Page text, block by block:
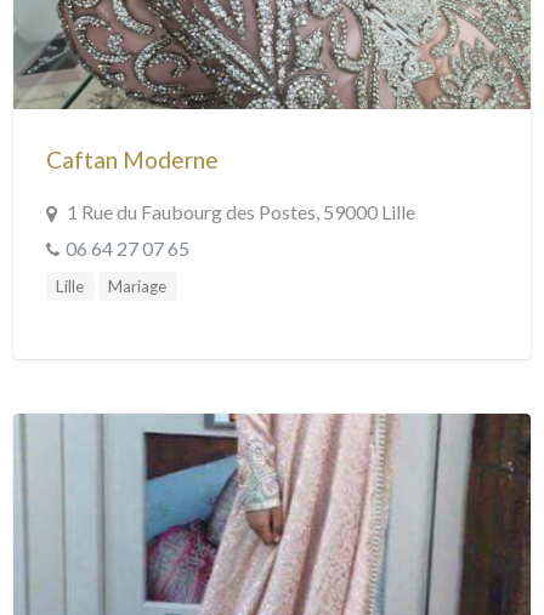
Caftan Moderne
1 Rue du Faubourg des Postes, 59000 Lille
06 64 27 07 65
Lille Mariage